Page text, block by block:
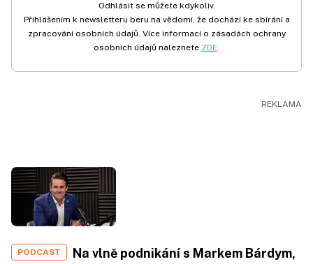
Odhlásit se můžete kdykoliv.
Přihlášením k newsletteru beru na vědomí, že dochází ke sbírání a
zpracování osobních údajů. Více informací o zásadách ochrany
osobních údajů naleznete ZDE.
PODCAST
Na vlně podnikání s Markem Bárdym,